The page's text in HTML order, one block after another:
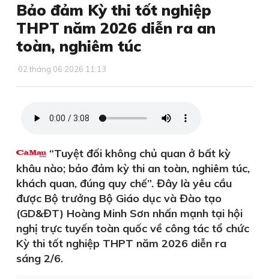
Bảo đảm Kỳ thi tốt nghiệp
THPT năm 2026 diễn ra an
toàn, nghiêm túc
02 tháng 06 2026 11:13
“Tuyệt đối không chủ quan ở bất kỳ
khâu nào; bảo đảm kỳ thi an toàn, nghiêm túc,
khách quan, đúng quy chế”. Đây là yêu cầu
được Bộ trưởng Bộ Giáo dục và Đào tạo
(GD&ĐT) Hoàng Minh Sơn nhấn mạnh tại hội
nghị trực tuyến toàn quốc về công tác tổ chức
Kỳ thi tốt nghiệp THPT năm 2026 diễn ra
sáng 2/6.